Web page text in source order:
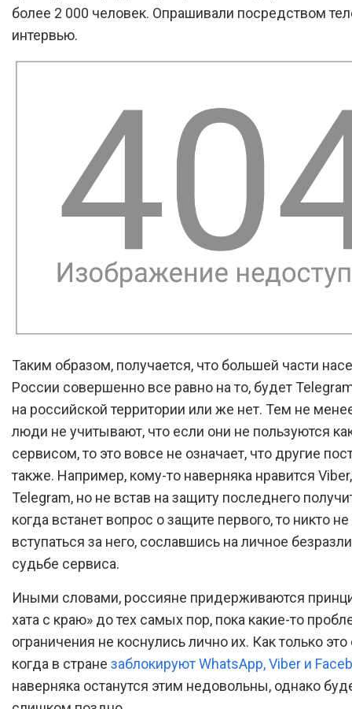
более 2 000 человек. Опрашивали посредством
интервью.
Таким образом, получается, что большей части
России совершенно все равно на то, будет
на российской территории или же нет. Тем не
люди не учитывают, что если они не пользуются
сервисом, то это вовсе не означает, что другие
также. Например, кому-то наверняка нравится
Telegram, но не встав на защиту последнего
когда встанет вопрос о защите первого, то никто не
вступаться за него, сославшись на личное
судьбе сервиса.
Иными словами, россияне придерживаются
хата с краю» до тех самых пор, пока какие-то
ограничения не коснулись лично их. Как только это
когда в стране заблокируют WhatsApp, Viber и
наверняка останутся этим недовольны, однако